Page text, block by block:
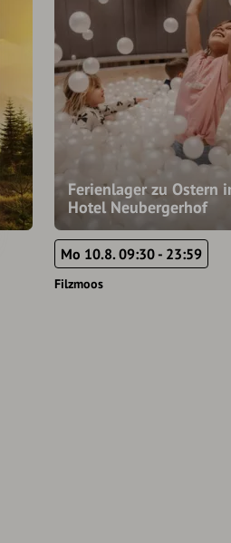
Ferienlager zu Ostern
Hotel Neubergerhof
Mo 10.8. 09:30 - 23:59
Filzmoos